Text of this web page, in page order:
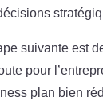
suivante est
pour
plan bien